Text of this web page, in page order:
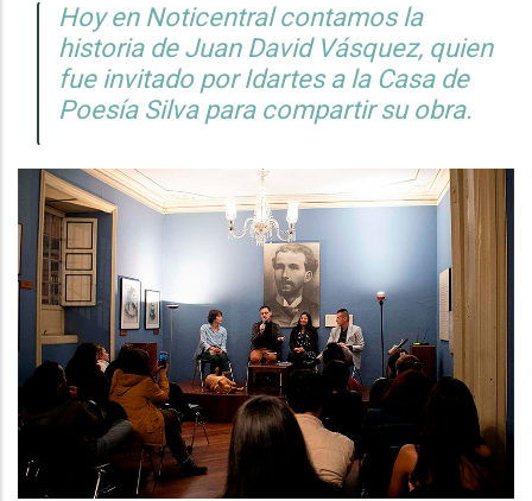
Hoy en Noticentral contamos la
historia de Juan David Vásquez, quien
fue invitado por Idartes a la Casa de
Poesía Silva para compartir su obra.